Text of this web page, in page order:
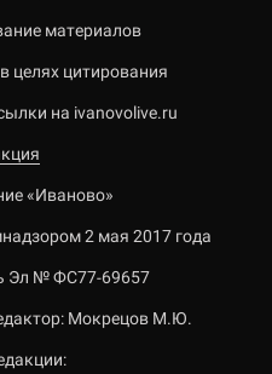
материалов
целях цитирования
на ivanovolive.ru
«Иваново»
2 мая 2017 года
Эл № ФС77-69657
Мокрецов М.Ю.